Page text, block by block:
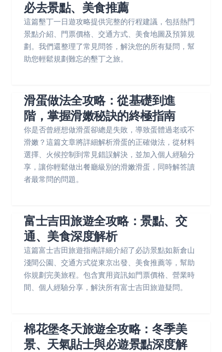
必去景點、美食推薦
這篇墾丁一日遊攻略提供完整的行程建議，包括熱門
景點介紹、門票價格、交通方式、美食地圖及預算規
劃。我們還整理了常見問答，解決您的所有疑問，幫
助您輕鬆規劃難忘的墾丁之旅。
滑蛋做法全攻略：從基礎到進
階，掌握滑嫩秘訣的終極指南
你是否曾經想做滑蛋卻總是失敗，導致蛋體過老或不
滑嫩？這篇文章將詳細解析滑蛋的正確做法，從材料
選擇、火候控制到常見錯誤解決，並加入個人經驗分
享，讓你輕鬆做出餐廳級別的滑嫩滑蛋，同時解答讀
者最常問的問題。
富士吉田旅遊全攻略：景點、交
通、美食深度解析
這篇富士吉田旅遊指南詳細介紹了必訪景點如新倉山
淺間公園、交通方式從東京出發、美食推薦等，幫助
你規劃完美旅程。包含實用資訊如門票價格、營業時
間、個人經驗分享，解決所有富士吉田旅遊疑問。
棉花堡冬天旅遊全攻略：冬季美
景、天氣貼士與必遊景點深度解